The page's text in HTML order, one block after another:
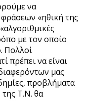
να
«ηθική της
με τον οποίο
Πολλοί
πρέπει να είναι
μας
προβλήματα
της Τ.Ν. θα